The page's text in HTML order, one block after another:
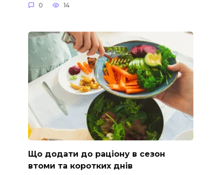
0 14
Що додати до раціону в сезон
втоми та коротких днів